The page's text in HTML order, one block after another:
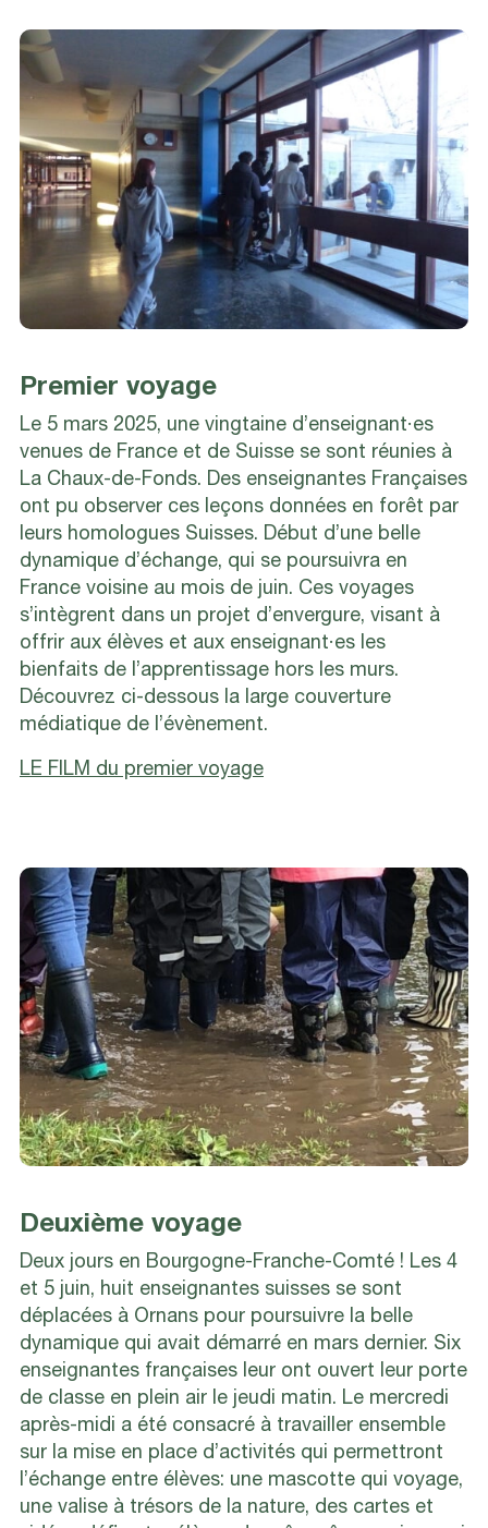
Premier voyage
Le 5 mars 2025, une vingtaine d’enseignant·es
venues de France et de Suisse se sont réunies à
La Chaux-de-Fonds. Des enseignantes Françaises
ont pu observer ces leçons données en forêt par
leurs homologues Suisses. Début d’une belle
dynamique d’échange, qui se poursuivra en
France voisine au mois de juin. Ces voyages
s’intègrent dans un projet d’envergure, visant à
offrir aux élèves et aux enseignant·es les
bienfaits de l’apprentissage hors les murs.
Découvrez ci-dessous la large couverture
médiatique de l’évènement.
LE FILM du premier voyage
Deuxième voyage
Deux jours en Bourgogne-Franche-Comté ! Les 4
et 5 juin, huit enseignantes suisses se sont
déplacées à Ornans pour poursuivre la belle
dynamique qui avait démarré en mars dernier. Six
enseignantes françaises leur ont ouvert leur porte
de classe en plein air le jeudi matin. Le mercredi
après-midi a été consacré à travailler ensemble
sur la mise en place d’activités qui permettront
l’échange entre élèves: une mascotte qui voyage,
une valise à trésors de la nature, des cartes et